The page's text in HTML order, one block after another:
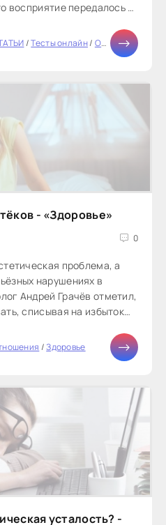
восприятие передалось и
/Тесты онлайн/ Отношения
- «Здоровье»
0
проблема, а
нарушениях в
Андрей Грачёв отметил,
списывая на избыток
/Здоровье
усталость? -